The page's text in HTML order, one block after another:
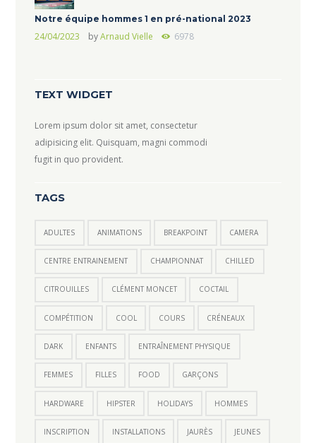
Notre équipe hommes 1 en pré-national 2023
24/04/2023 byArnaud Vielle 6978
TEXT WIDGET
Lorem ipsum dolor sit amet, consectetur
adipisicing elit. Quisquam, magni commodi
fugit in quo provident.
TAGS
ADULTES ANIMATIONS BREAKPOINT CAMERA
CENTRE ENTRAINEMENT CHAMPIONNAT CHILLED
CITROUILLES CLÉMENT MONCET COCTAIL
COMPÉTITION COOL COURS CRÉNEAUX
DARK ENFANTS ENTRAÎNEMENT PHYSIQUE
FEMMES FILLES FOOD GARÇONS
HARDWARE HIPSTER HOLIDAYS HOMMES
INSCRIPTION INSTALLATIONS JAURÈS JEUNES